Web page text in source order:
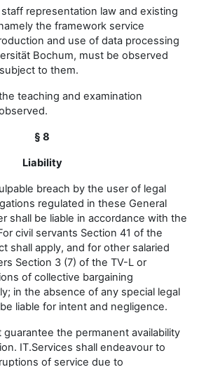
representation law and existing
the framework service
and use of data processing
Bochum, must be observed
to them.
teaching and examination
§ 8
Liability
breach by the user of legal
regulated in these General
shall be liable in accordance with the
civil servants Section 41 of the
shall apply, and for other salaried
Section 3 (7) of the TV-L or
of collective bargaining
in the absence of any special legal
liable for intent and negligence.
guarantee the permanent availability
IT.Services shall endeavour to
of service due to